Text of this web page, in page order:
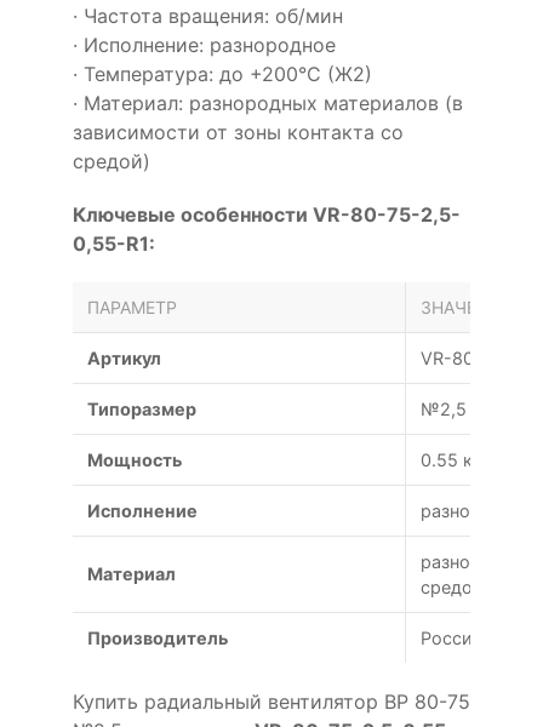
· Частота вращения: об/мин
· Исполнение: разнородное
· Температура: до +200°С (Ж2)
· Материал: разнородных материалов (в
зависимости от зоны контакта со
средой)
Ключевые особенности VR-80-75-2,5-
0,55-R1:
ПАРАМЕТР ЗНАЧЕНИЕ
Артикул VR-80-75-
Типоразмер №2,5
Мощность 0.55 кВт
Исполнение разнородное
Материал
разнородных
средой)
Производитель Россия
Купить радиальный вентилятор ВР 80-75